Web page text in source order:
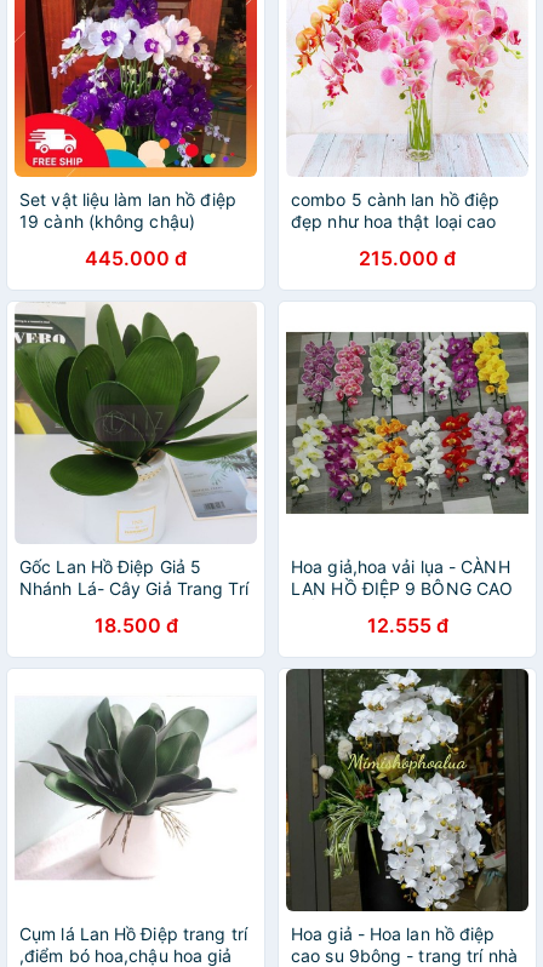
Set vật liệu làm lan hồ điệp
19 cành (không chậu)
445.000 đ
combo 5 cành lan hồ điệp
đẹp như hoa thật loại cao
215.000 đ
Gốc Lan Hồ Điệp Giả 5
Nhánh Lá- Cây Giả Trang Trí
18.500 đ
Hoa giả,hoa vải lụa - CÀNH
LAN HỒ ĐIỆP 9 BÔNG CAO
12.555 đ
Cụm lá Lan Hồ Điệp trang trí
,điểm bó hoa,chậu hoa giả
Hoa giả - Hoa lan hồ điệp
cao su 9bông - trang trí nhà